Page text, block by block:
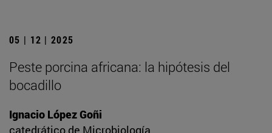
05 | 12 | 2025
Peste porcina africana: la hipótesis del
bocadillo
Ignacio López Goñi
catedrático de Microbiología